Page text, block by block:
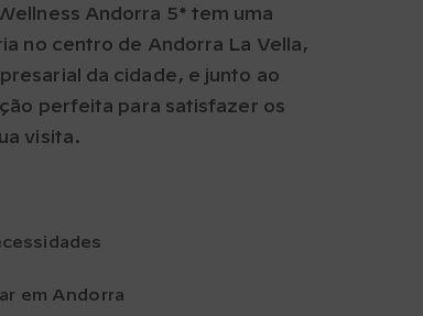
Andorra 5* tem uma
no centro de Andorra La Vella,
da cidade, e junto ao
perfeita para satisfazer os
visita.
em Andorra